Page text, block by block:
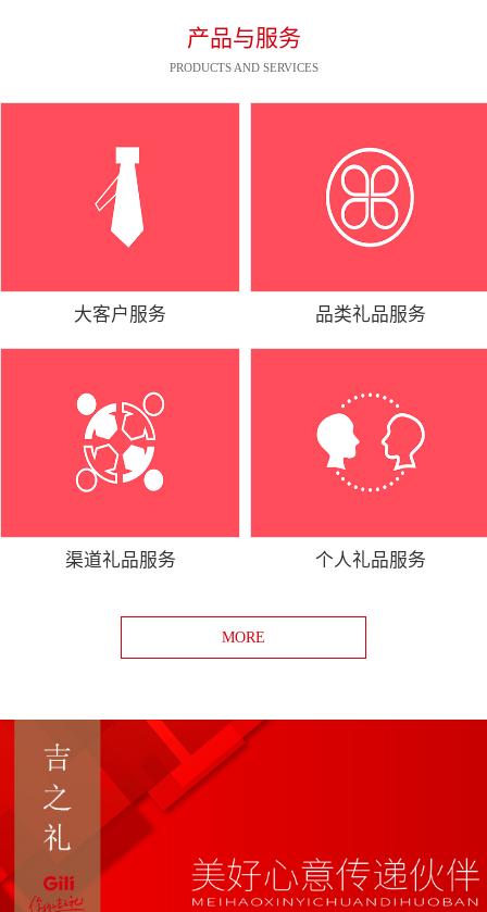
产品与服务
PRODUCTS AND SERVICES
大客户服务 品类礼品服务
渠道礼品服务 个人礼品服务
MORE